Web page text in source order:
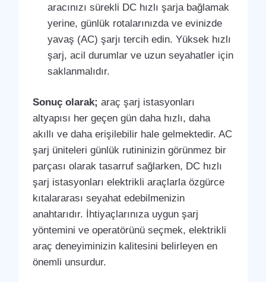
aracınızı sürekli DC hızlı şarja bağlamak
yerine, günlük rotalarınızda ve evinizde
yavaş (AC) şarjı tercih edin. Yüksek hızlı
şarj, acil durumlar ve uzun seyahatler için
saklanmalıdır.
Sonuç olarak; araç şarj istasyonları
altyapısı her geçen gün daha hızlı, daha
akıllı ve daha erişilebilir hale gelmektedir. AC
şarj üniteleri günlük rutininizin görünmez bir
parçası olarak tasarruf sağlarken, DC hızlı
şarj istasyonları elektrikli araçlarla özgürce
kıtalararası seyahat edebilmenizin
anahtarıdır. İhtiyaçlarınıza uygun şarj
yöntemini ve operatörünü seçmek, elektrikli
araç deneyiminizin kalitesini belirleyen en
önemli unsurdur.